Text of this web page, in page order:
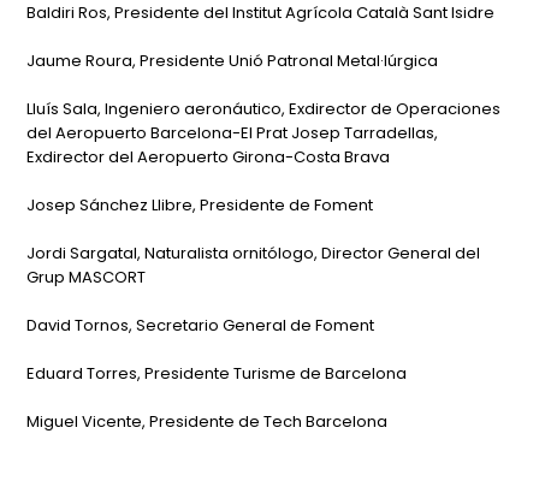
Baldiri Ros, Presidente del Institut Agrícola Català Sant Isidre
Jaume Roura, Presidente Unió Patronal Metal·lúrgica
Lluís Sala, Ingeniero aeronáutico, Exdirector de Operaciones
del Aeropuerto Barcelona-El Prat Josep Tarradellas,
Exdirector del Aeropuerto Girona-Costa Brava
Josep Sánchez Llibre, Presidente de Foment
Jordi Sargatal, Naturalista ornitólogo, Director General del
Grup MASCORT
David Tornos, Secretario General de Foment
Eduard Torres, Presidente Turisme de Barcelona
Miguel Vicente, Presidente de Tech Barcelona